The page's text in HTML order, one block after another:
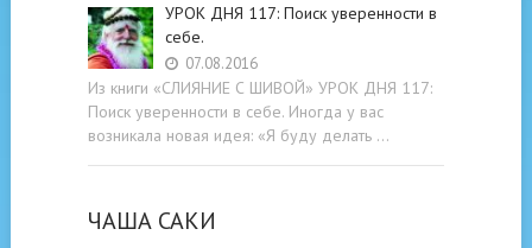
УРОК ДНЯ 117: Поиск уверенности в
себе.
07.08.2016
Из книги «СЛИЯНИЕ С ШИВОЙ» УРОК ДНЯ 117:
Поиск уверенности в себе. Иногда у вас
возникала новая идея: «Я буду делать …
ЧАША САКИ